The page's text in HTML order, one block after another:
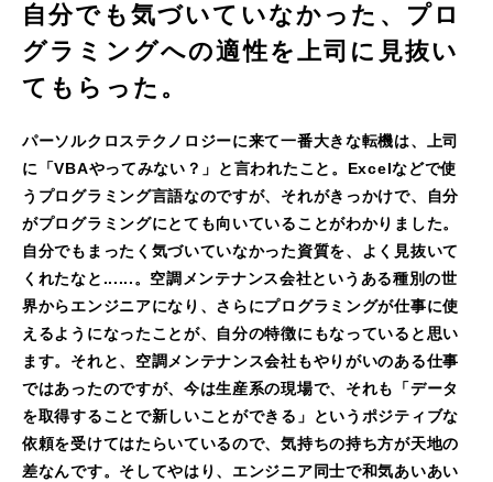
自分でも気づいていなかった、プロ
グラミングへの適性を上司に見抜い
てもらった。
パーソルクロステクノロジーに来て一番大きな転機は、上司
に「VBAやってみない？」と言われたこと。Excelなどで使
うプログラミング言語なのですが、それがきっかけで、自分
がプログラミングにとても向いていることがわかりました。
自分でもまったく気づいていなかった資質を、よく見抜いて
くれたなと......。空調メンテナンス会社というある種別の世
界からエンジニアになり、さらにプログラミングが仕事に使
えるようになったことが、自分の特徴にもなっていると思い
ます。それと、空調メンテナンス会社もやりがいのある仕事
ではあったのですが、今は生産系の現場で、それも「データ
を取得することで新しいことができる」というポジティブな
依頼を受けてはたらいているので、気持ちの持ち方が天地の
差なんです。そしてやはり、エンジニア同士で和気あいあい